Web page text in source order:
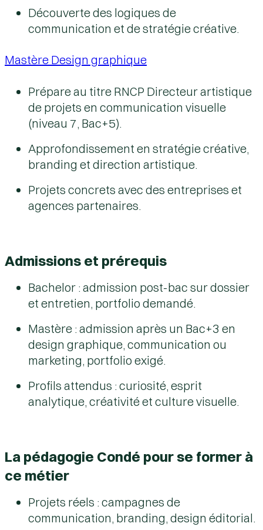
Découverte des logiques de
communication et de stratégie créative.
Mastère Design graphique
Prépare au titre RNCP Directeur artistique
de projets en communication visuelle
(niveau 7, Bac+5).
Approfondissement en stratégie créative,
branding et direction artistique.
Projets concrets avec des entreprises et
agences partenaires.
Admissions et prérequis
Bachelor : admission post-bac sur dossier
et entretien, portfolio demandé.
Mastère : admission après un Bac+3 en
design graphique, communication ou
marketing, portfolio exigé.
Profils attendus : curiosité, esprit
analytique, créativité et culture visuelle.
La pédagogie Condé pour se former à
ce métier
Projets réels : campagnes de
communication, branding, design éditorial.